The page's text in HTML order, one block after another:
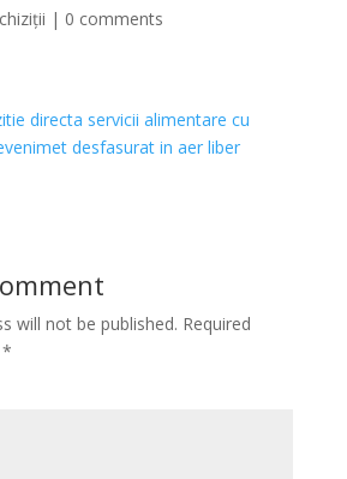
| 0 comments
directa servicii alimentare cu
desfasurat in aer liber
will not be published. Required
*